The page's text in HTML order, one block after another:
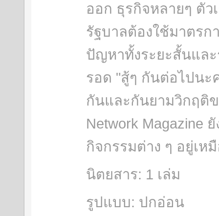
ออก ธุรกิจหลายๆ ตัว
รัฐบาลต้องใช้มาตรก
ปัญหาทั้งระยะสั้นและ
รอด "สู้ๆ กันต่อไปนะ
กันและกันยามวิกฤติ
Network Magazine
กิจกรรมต่าง ๆ อยู่เห
นิตยสาร: 1 เล่ม
รูปแบบ: ปกอ่อน